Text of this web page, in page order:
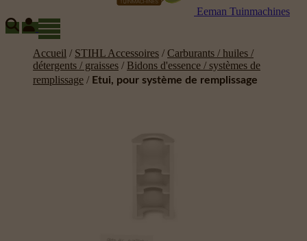
Eeman Tuinmachines
Accueil / STIHL Accessoires / Carburants / huiles /
détergents / graisses / Bidons d'essence / systèmes de
remplissage / Etui, pour système de remplissage